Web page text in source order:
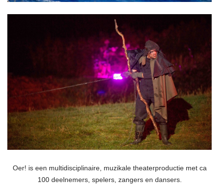
Oer! is een multidisciplinaire, muzikale theaterproductie met ca
100 deelnemers, spelers, zangers en dansers.